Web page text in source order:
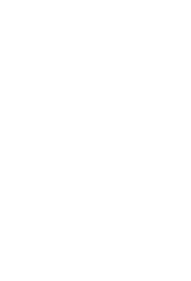
de gastos